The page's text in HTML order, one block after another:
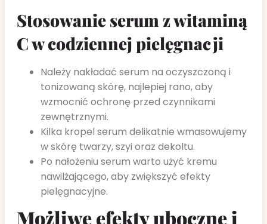
Stosowanie serum z witaminą
C w codziennej pielęgnacji
Należy nakładać serum na oczyszczoną i
tonizowaną skórę, najlepiej rano, aby
wzmocnić ochronę przed czynnikami
zewnętrznymi.
Kilka kropel serum delikatnie wmasowujemy
w skórę twarzy, szyi oraz dekoltu.
Po nałożeniu serum warto użyć kremu
nawilżającego, aby zwiększyć efekty
pielęgnacyjne.
Możliwe efekty uboczne i